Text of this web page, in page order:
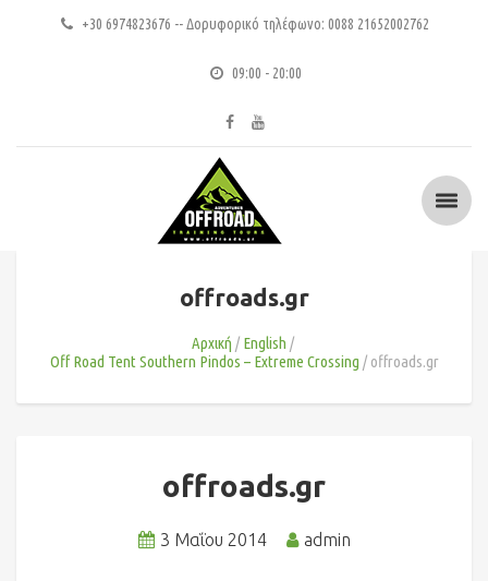
+30 6974823676 -- Δορυφορικό τηλέφωνο: 0088 21652002762
09:00 - 20:00
offroads.gr
Αρχική
English
Off Road Tent Southern Pindos – Extreme Crossing
offroads.gr
offroads.gr
3 Μαΐου 2014 admin